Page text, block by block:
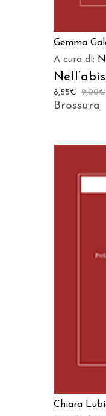
Gemma
A cura di:
9,00€
8,55€
Brossura
Chiara